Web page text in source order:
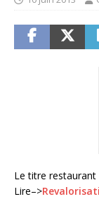
Le titre
Lire–>